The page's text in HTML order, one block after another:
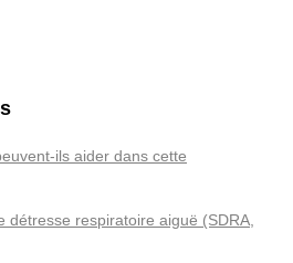
ils aider dans cette
détresse respiratoire aiguë (SDRA,